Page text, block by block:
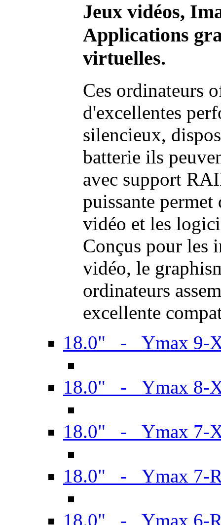
Jeux vidéos,
Applications
virtuelles.
Ces ordinateurs
d'excellentes
silencieux,
batterie ils
avec support
puissante permet
vidéo et les
Conçus pour les
vidéo, le
ordinateurs
excellente
18.0" - Ymax 9-
18.0" - Ymax 8-
18.0" - Ymax 7-
18.0" - Ymax 7-
18.0" - Ymax 6-